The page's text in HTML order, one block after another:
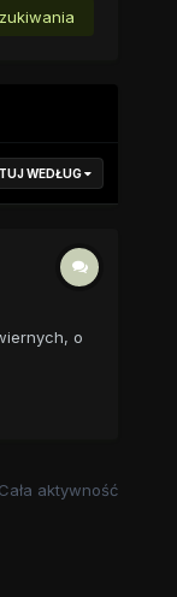
WEDŁUG
o
Cała aktywność